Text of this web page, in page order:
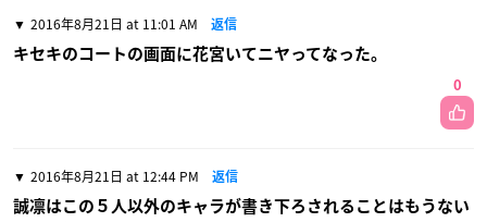
2016年8月21日 at 11:01 AM 返信
キセキのコートの画面に花宮いてニヤってなった。
0
2016年8月21日 at 12:44 PM 返信
誠凛はこの５人以外のキャラが書き下ろされることはもうない